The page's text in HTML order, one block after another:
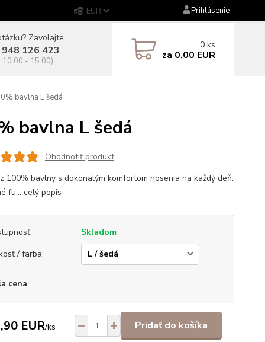
EUR Prihlásenie
Zavolajte.
126 423
10.00 - 15.00)
0 ks
za 0,00 EUR
bavlna L šedá
bavlna L šedá
Ohodnotiť produkt
100% bavlny s dokonalým komfortom nosenia na každý deň.
fu... celý popis
Skladom
/ farba:
cena
EUR/ks Pridať do košíka